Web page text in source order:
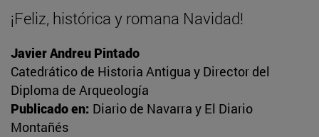
¡Feliz, histórica y romana Navidad!
Javier Andreu Pintado
Catedrático de Historia Antigua y Director del
Diploma de Arqueología
Publicado en: Diario de Navarra y El Diario
Montañés